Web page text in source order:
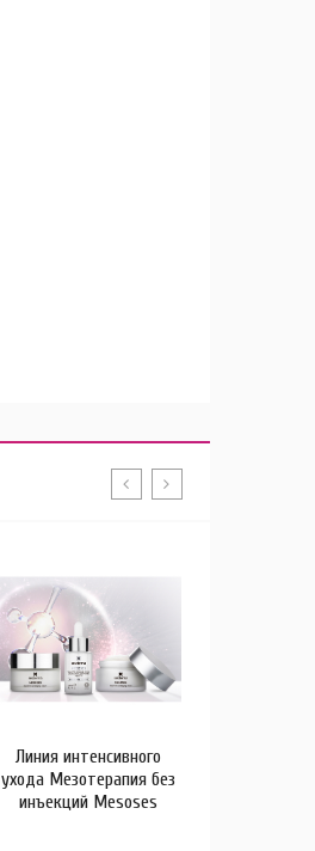
Линия интенсивного
ухода Мезотерапия без
инъекций Mesoses